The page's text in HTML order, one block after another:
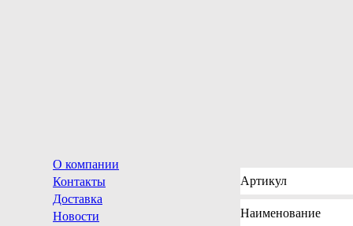
О компании
Контакты
Доставка
Новости
Артикул
Наименование